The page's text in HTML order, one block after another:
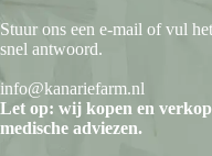
Stuur ons een e-mail of vul
snel antwoord.
info@kanariefarm.nl
Let op: wij kopen en
medische adviezen.